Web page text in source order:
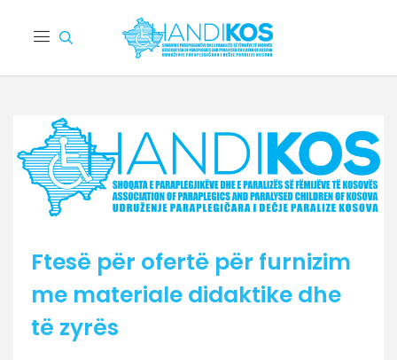
Ftesë për ofertë për furnizim
me materiale didaktike dhe
të zyrës